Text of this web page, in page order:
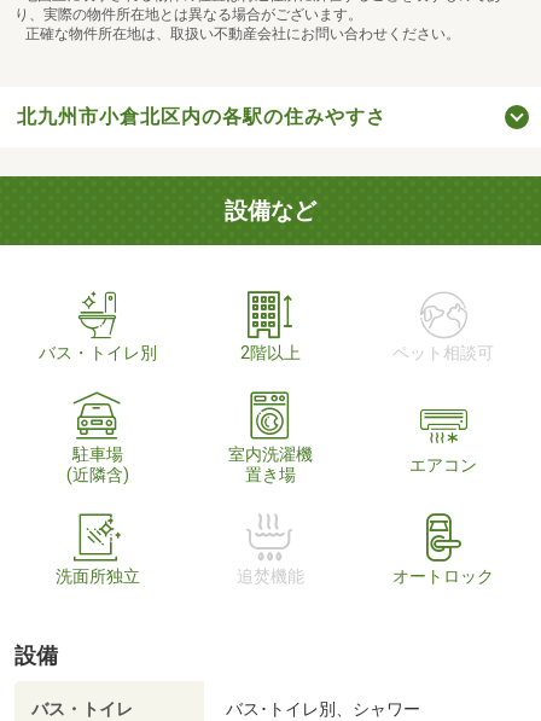
り、実際の物件所在地とは異なる場合がございます。
正確な物件所在地は、取扱い不動産会社にお問い合わせください。
北九州市小倉北区内の各駅の住みやすさ
設備など
バス・トイレ別 2階以上 ペット相談可
駐車場
(近隣含)
室内洗濯機
置き場
エアコン
洗面所独立 追焚機能 オートロック
設備
バス・トイレ バス･トイレ別、シャワー